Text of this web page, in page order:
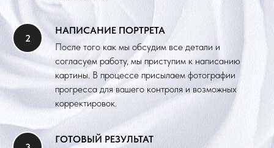
НАПИСАНИЕ ПОРТРЕТА
После того как мы обсудим все детали и
согласуем работу, мы приступим к написанию
картины. В процессе присылаем фотографии
прогресса для вашего контроля и возможных
корректировок.
ГОТОВЫЙ РЕЗУЛЬТАТ